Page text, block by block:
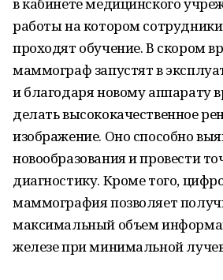
работы на котором
проходят обучение. В скором
маммограф запустят в
и благодаря новому аппарату
делать высококачественное
изображение. Оно способно
новообразования и провести
диагностику. Кроме того,
маммография позволяет
максимальный объем
железе при минимальной